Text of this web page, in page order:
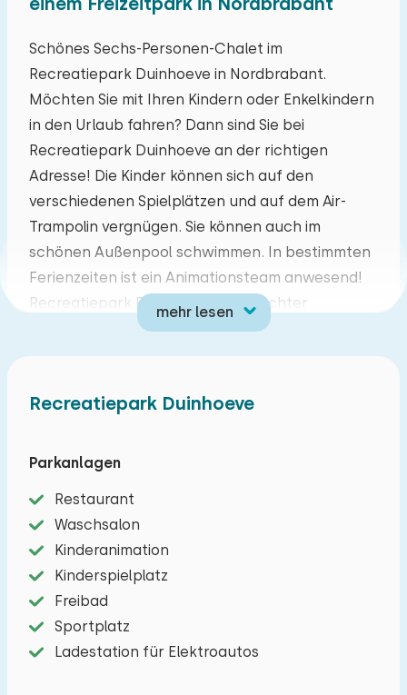
Schönes Sechs-Personen-Chalet im
Recreatiepark Duinhoeve in Nordbrabant.
Möchten Sie mit Ihren Kindern oder Enkelkindern
in den Urlaub fahren? Dann sind Sie bei
Recreatiepark Duinhoeve an der richtigen
Adresse! Die Kinder können sich auf den
verschiedenen Spielplätzen und auf dem Air-
Trampolin vergnügen. Sie können auch im
schönen Außenpool schwimmen. In bestimmten
Ferienzeiten ist ein Animationsteam anwesend!
Recreatiepark Duinhoeve ist ein echter
Familienpark, in dem Sie die brabantische
Gastfreundschaft erleben können. Wenn Sie
Sie, wie es ist, in der Nähe der schönen Wälder
Naturliebhaber. Der Ferienpark liegt in der Nähe
den Beekse Bergen und den Städten Tilburg und
Den Bosch.
Das Chalet verfügt über ein gemütliches
Wohnzimmer mit Essbereich und eine Sitzecke
mit Fernseher. Die offene Küche verfügt unter
anderem über einen Vier-Flammen-Gasherd,
mehr lesen
August 2026
Mo Di Mi Do Fr Sa
27 28 29 30 31 01
03 04 05 06 07 08
10 11 12 13 14 15
17 18 19 20 21 22 23
Recreatiepark Duinhoeve
Parkanlagen
Restaurant
Waschsalon
Kinderanimation
Kinderspielplatz
Freibad
Sportplatz
Ladestation für Elektroautos